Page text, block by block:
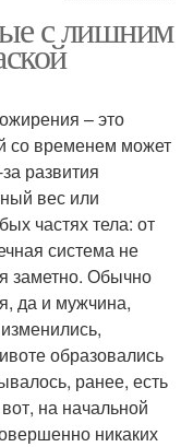
система
с лишним
– это
со временем может
развития
вес или
частях тела: от
система не
заметно. Обычно
да и мужчина,
образовались
ранее, есть
на начальной
никаких